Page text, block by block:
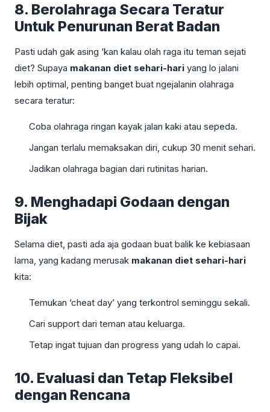
8. Berolahraga Secara Teratur
Untuk Penurunan Berat Badan
Pasti udah gak asing ‘kan kalau olah raga itu teman sejati
diet? Supaya makanan diet sehari-hari yang lo jalani
lebih optimal, penting banget buat ngejalanin olahraga
secara teratur:
Coba olahraga ringan kayak jalan kaki atau sepeda.
Jangan terlalu memaksakan diri, cukup 30 menit sehari.
Jadikan olahraga bagian dari rutinitas harian.
9. Menghadapi Godaan dengan
Bijak
Selama diet, pasti ada aja godaan buat balik ke kebiasaan
lama, yang kadang merusak makanan diet sehari-hari
kita:
Temukan ‘cheat day’ yang terkontrol seminggu sekali.
Cari support dari teman atau keluarga.
Tetap ingat tujuan dan progress yang udah lo capai.
10. Evaluasi dan Tetap Fleksibel
dengan Rencana